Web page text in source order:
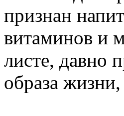
признан
витаминов и
листе, давно
образа